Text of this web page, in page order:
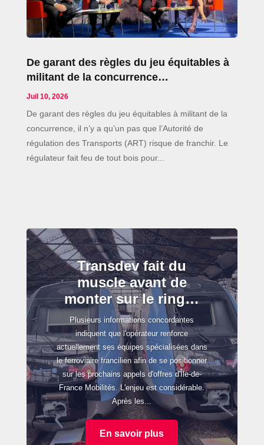
De garant des règles du jeu équitables à
militant de la concurrence…
Juil 10, 2026
De garant des règles du jeu équitables à militant de la
concurrence, il n’y a qu’un pas que l’Autorité de
régulation des Transports (ART) risque de franchir. Le
régulateur fait feu de tout bois pour...
Transdev fait du
muscle avant de
monter sur le ring…
Plusieurs informations concordantes
indiquent que l'opérateur renforce
actuellement ses équipes spécialisées dans
le ferroviaire francilien afin de se positionner
sur les prochains appels d'offres d'Île-de-
France Mobilités. L'enjeu est considérable.
Après les...
En savoir plus